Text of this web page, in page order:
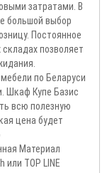
затратами. В
большой выбор
Постоянное
позволяет
по Беларуси
Шкаф Купе Базис
всю полезную
цена будет
Материал
TOP LINE